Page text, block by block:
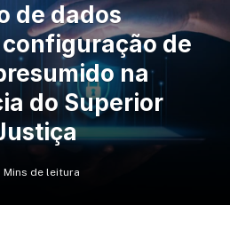
de dados
configuração de
na
do Superior
Mins de leitura